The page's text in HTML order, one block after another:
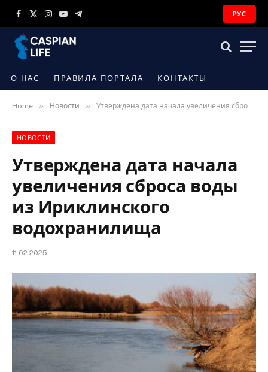
Facebook
X
Instagram
YouTubeTelegram
РУС
О НАС ПРАВИЛА ПОРТАЛА КОНТАКТЫ
Home » Новости » Утверждена дата начала увеличения сброса воды из Ириклинского водохранилища
НОВОСТИ
Утверждена дата начала
увеличения сброса воды
из Ириклинского
водохранилища
11.02.2025